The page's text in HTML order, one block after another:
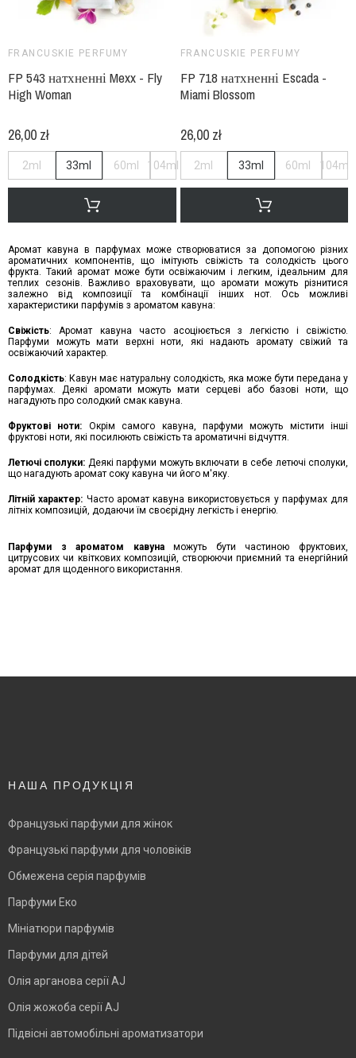
FRANCUSKIE PERFUMY
FP 543 натхненні Mexx - Fly
High Woman
26,00 zł
2ml 33ml 60ml 104ml
FRANCUSKIE PERFUMY
FP 718 натхненні Escada -
Miami Blossom
26,00 zł
2ml 33ml 60ml 104ml
Аромат кавуна в парфумах може створюватися за допомогою різних
ароматичних компонентів, що імітують свіжість та солодкість цього
фрукта. Такий аромат може бути освіжаючим і легким, ідеальним для
теплих сезонів. Важливо враховувати, що аромати можуть різнитися
залежно від композиції та комбінації інших нот. Ось можливі
характеристики парфумів з ароматом кавуна:
Свіжість: Аромат кавуна часто асоціюється з легкістю і свіжістю.
Парфуми можуть мати верхні ноти, які надають аромату свіжий та
освіжаючий характер.
Солодкість: Кавун має натуральну солодкість, яка може бути передана у
парфумах. Деякі аромати можуть мати серцеві або базові ноти, що
нагадують про солодкий смак кавуна.
Фруктові ноти: Окрім самого кавуна, парфуми можуть містити інші
фруктові ноти, які посилюють свіжість та ароматичні відчуття.
Летючі сполуки: Деякі парфуми можуть включати в себе летючі сполуки,
що нагадують аромат соку кавуна чи його м'яку.
Літній характер: Часто аромат кавуна використовується у парфумах для
літніх композицій, додаючи їм своєрідну легкість і енергію.
Парфуми з ароматом кавунаможуть бути частиною фруктових,
цитрусових чи квіткових композицій, створюючи приємний та енергійний
аромат для щоденного використання.
НАША ПРОДУКЦІЯ
Французькі парфуми для жінок
Французькі парфуми для чоловіків
Обмежена серія парфумів
Парфуми Еко
Мініатюри парфумів
Парфуми для дітей
Олія арганова серії AJ
Олія жожоба серії AJ
Підвісні автомобільні ароматизатори